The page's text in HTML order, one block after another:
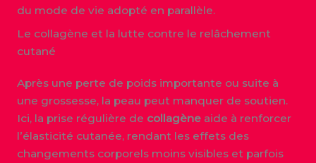
du mode de vie adopté en parallèle.
Le collagène et la lutte contre le relâchement
cutané
Après une perte de poids importante ou suite à
une grossesse, la peau peut manquer de soutien.
Ici, la prise régulière de collagèneaide à renforcer
l’élasticité cutanée, rendant les effets des
changements corporels moins visibles et parfois